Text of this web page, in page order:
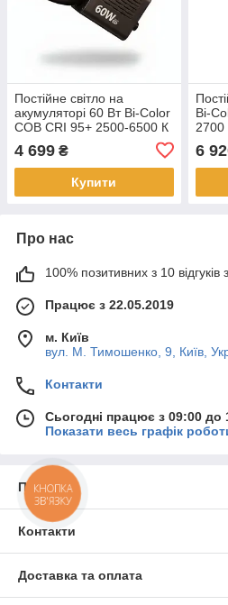
Постійне світло на
акумуляторі 60 Вт Bi-Color
COB CRI 95+ 2500-6500 К
4 699 ₴
Купити
Bi-
2700
6
Про нас
100% позитивних з 10 відгуків
Працює з 22.05.2019
м. Київ
вул. М. Тимошенко, 9, Київ,
Контакти
Сьогодні працює з 09:00 до
Показати весь графік
Про нас
Контакти
Доставка та оплата
КНОПКА
ЗВ'ЯЗКУ